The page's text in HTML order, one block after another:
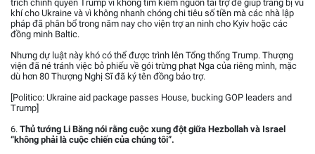
trích chính quyền Trump vì không tìm kiếm nguồn tài trợ để giúp trang bị vũ
khí cho Ukraine và vì không nhanh chóng chi tiêu số tiền mà các nhà lập
pháp đã phân bổ trong năm nay cho viện trợ an ninh cho Kyiv hoặc các
đồng minh Baltic.
Nhưng dự luật này khó có thể được trình lên Tổng thống Trump. Thượng
viện đã né tránh việc bỏ phiếu về gói trừng phạt Nga của riêng mình, mặc
dù hơn 80 Thượng Nghị Sĩ đã ký tên đồng bảo trợ.
[Politico: Ukraine aid package passes House, bucking GOP leaders and
Trump]
6. Thủ tướng Li Băng nói rằng cuộc xung đột giữa Hezbollah và Israel
“không phải là cuộc chiến của chúng tôi”.